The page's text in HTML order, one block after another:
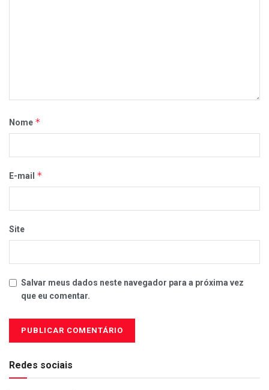
Nome *
E-mail *
Site
Salvar meus dados neste navegador para a próxima vez
que eu comentar.
Redes sociais